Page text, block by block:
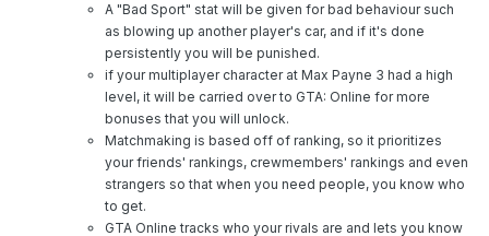
A "Bad Sport" stat will be given for bad behaviour such
as blowing up another player's car, and if it's done
persistently you will be punished.
if your multiplayer character at Max Payne 3 had a high
level, it will be carried over to GTA: Online for more
bonuses that you will unlock.
Matchmaking is based off of ranking, so it prioritizes
your friends' rankings, crewmembers' rankings and even
strangers so that when you need people, you know who
to get.
GTA Online tracks who your rivals are and lets you know